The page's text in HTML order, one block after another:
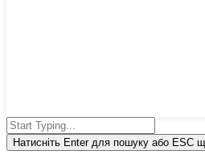
Натисніть Enter для пошуку або ESC